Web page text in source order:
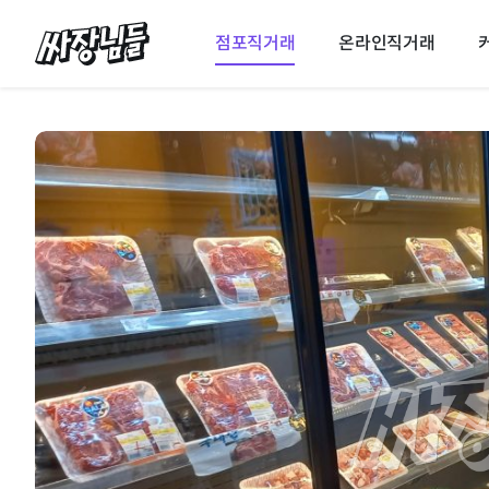
싸장님들 점포직거래 온라인직거래